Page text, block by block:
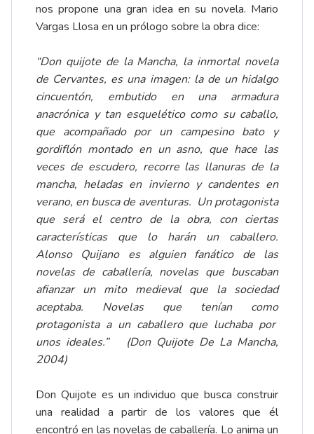
nos propone una gran idea en su novela. Mario
Vargas Llosa en un prólogo sobre la obra dice:
“Don quijote de la Mancha, la inmortal novela
de Cervantes, es una imagen: la de un hidalgo
cincuentón, embutido en una armadura
anacrónica y tan esquelético como su caballo,
que acompañado por un campesino bato y
gordiflón montado en un asno, que hace las
veces de escudero, recorre las llanuras de la
mancha, heladas en invierno y candentes en
verano, en busca de aventuras. Un protagonista
que será el centro de la obra, con ciertas
características que lo harán un caballero.
Alonso Quijano es alguien fanático de las
novelas de caballería, novelas que buscaban
afianzar un mito medieval que la sociedad
aceptaba. Novelas que tenían como
protagonista a un caballero que luchaba por
unos ideales.” (Don Quijote De La Mancha,
2004)
Don Quijote es un individuo que busca construir
una realidad a partir de los valores que él
encontró en las novelas de caballería. Lo anima un